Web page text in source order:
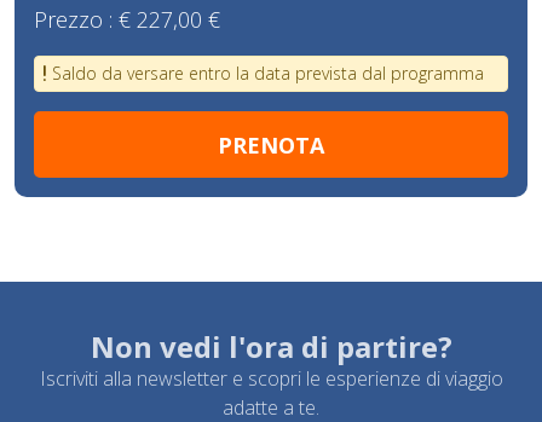
Prezzo : € 227,00 €
Saldo da versare entro la data prevista dal programma
Non vedi l'ora di partire?
Iscriviti alla newsletter e scopri le esperienze di viaggio
adatte a te.